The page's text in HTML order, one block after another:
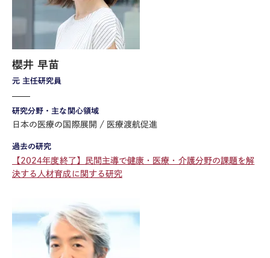
元 主任研究員
櫻井 早苗
研究分野・主な関心領域
日本の医療の国際展開 医療渡航促進
過去の研究
【2024年度終了】民間主導で健康・医療・介護分野の課題を解
決する人材育成に関する研究